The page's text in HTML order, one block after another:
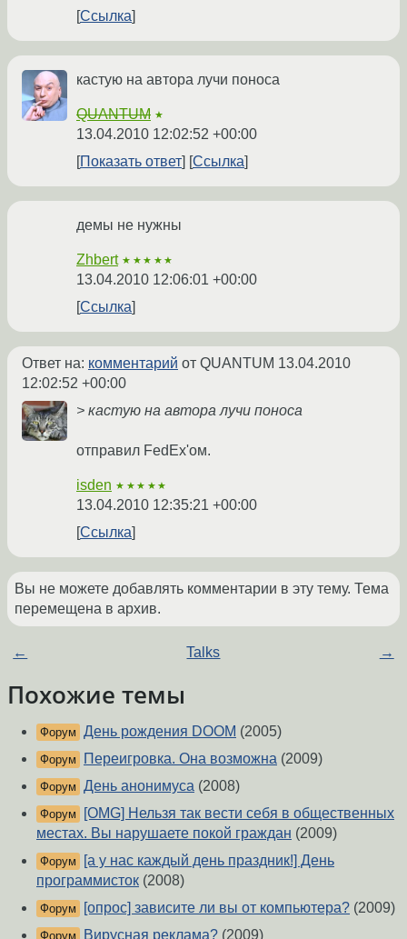
Ссылка
кастую на автора лучи поноса
QUANTUM ★
13.04.2010 12:02:52 +00:00
Показать ответ
Ссылка
демы не нужны
Zhbert ★★★★★
13.04.2010 12:06:01 +00:00
Ссылка
Ответ на: комментарий от QUANTUM 13.04.2010
12:02:52 +00:00
> кастую на автора лучи поноса
отправил FedEx'ом.
isden ★★★★★
13.04.2010 12:35:21 +00:00
Ссылка
Вы не можете добавлять комментарии в эту тему. Тема
перемещена в архив.
← Talks →
Похожие темы
Форум День рождения DOOM (2005)
Форум Переигровка. Она возможна (2009)
Форум День анонимуса (2008)
Форум
[OMG] Нельзя так вести себя в общественных
местах. Вы нарушаете покой граждан (2009)
Форум
[а у нас каждый день праздник!] День
программисток (2008)
Форум [опрос] зависите ли вы от компьютера? (2009)
Форум Вирусная реклама? (2009)